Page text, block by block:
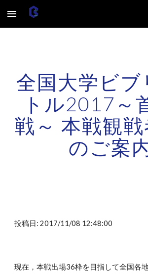
Skip to main content
全国大学ビブ
トル2017～
戦～ 本戦観
のご案
投稿日: 2017/11/08 12:48:00
現在，本戦出場36枠を目指して全国各